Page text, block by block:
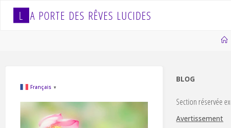
L A PORTE DES RÊVES LUCIDES
BLOG
Section réservée
Avertissement
Français ▼